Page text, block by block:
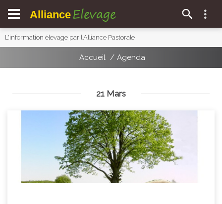
Alliance Elevage
L'information élevage par l'Alliance Pastorale
Accueil Agenda
21 Mars